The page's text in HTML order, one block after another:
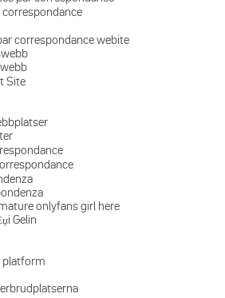
correspondance webite
Site
onlyfans girl here
Gelin
platform